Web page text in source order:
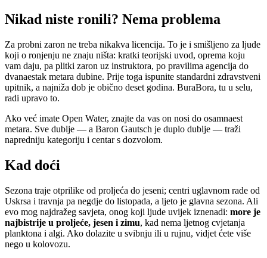
Nikad niste ronili? Nema problema
Za probni zaron ne treba nikakva licencija. To je i smišljeno za ljude
koji o ronjenju ne znaju ništa: kratki teorijski uvod, oprema koju
vam daju, pa plitki zaron uz instruktora, po pravilima agencija do
dvanaestak metara dubine. Prije toga ispunite standardni zdravstveni
upitnik, a najniža dob je obično deset godina. BuraBora, tu u selu,
radi upravo to.
Ako već imate Open Water, znajte da vas on nosi do osamnaest
metara. Sve dublje — a Baron Gautsch je duplo dublje — traži
napredniju kategoriju i centar s dozvolom.
Kad doći
Sezona traje otprilike od proljeća do jeseni; centri uglavnom rade od
Uskrsa i travnja pa negdje do listopada, a ljeto je glavna sezona. Ali
evo mog najdražeg savjeta, onog koji ljude uvijek iznenadi: more je
najbistrije u proljeće, jesen i zimu, kad nema ljetnog cvjetanja
planktona i algi. Ako dolazite u svibnju ili u rujnu, vidjet ćete više
nego u kolovozu.